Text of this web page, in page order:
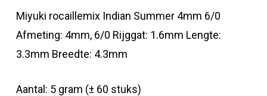
Miyuki rocaillemix Indian Summer 4mm 6/0
Afmeting: 4mm, 6/0 Rijggat: 1.6mm Lengte:
3.3mm Breedte: 4.3mm
Aantal: 5 gram (± 60 stuks)